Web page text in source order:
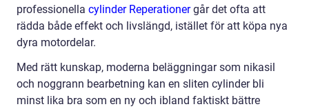
professionella cylinder Reperationergår det ofta att
rädda både effekt och livslängd, istället för att köpa nya
dyra motordelar.
Med rätt kunskap, moderna beläggningar som nikasil
och noggrann bearbetning kan en sliten cylinder bli
minst lika bra som en ny och ibland faktiskt bättre